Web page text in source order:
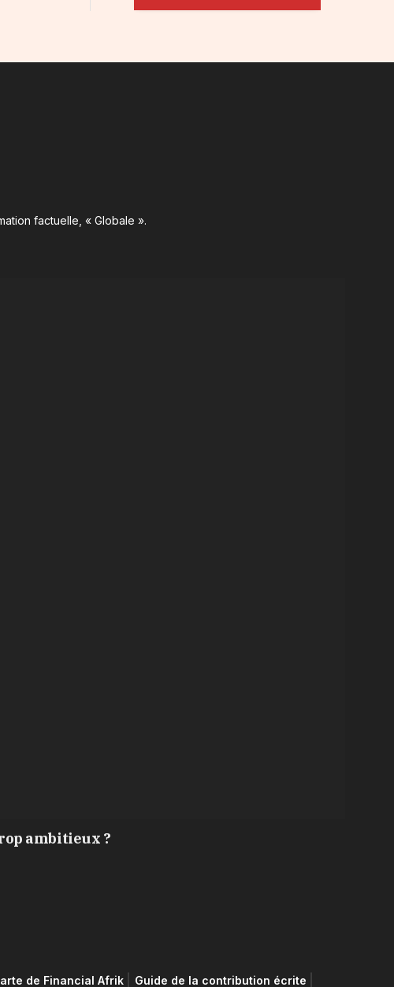
factuelle, « Globale ».
ambitieux ?
de Financial Afrik Guide de la contribution écrite